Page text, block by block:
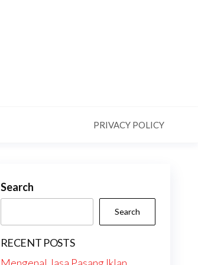
PRIVACY POLICY
Search
Search
RECENT POSTS